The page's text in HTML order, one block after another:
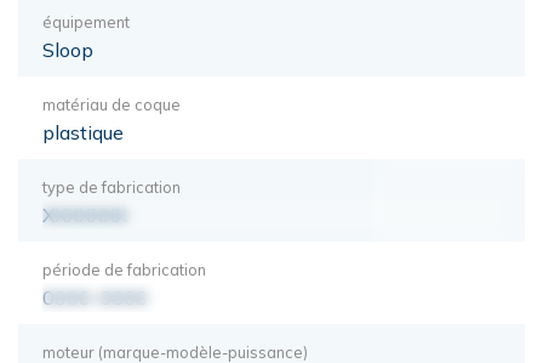
équipement
Sloop
matériau de coque
plastique
type de fabrication
XXXXXXX
période de fabrication
0000-0000
moteur (marque-modèle-puissance)